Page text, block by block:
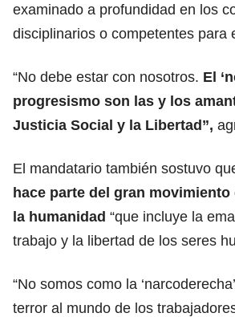
examinado a profundidad en los
disciplinarios o competentes para
“No debe estar con nosotros. El
progresismo son las y los
Justicia Social y la Libertad”,
El mandatario también sostuvo
hace parte del gran
la humanidad “que incluye la
trabajo y la libertad de los seres
“No somos como la
terror al mundo de los